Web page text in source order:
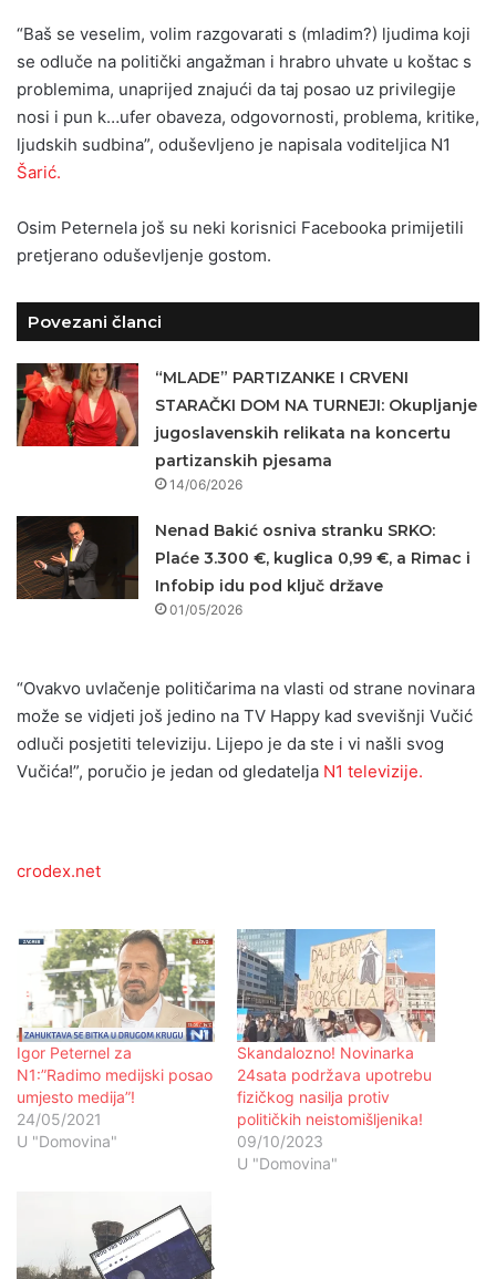
“Baš se veselim, volim razgovarati s (mladim?) ljudima koji
se odluče na politički angažman i hrabro uhvate u koštac s
problemima, unaprijed znajući da taj posao uz privilegije
nosi i pun k…ufer obaveza, odgovornosti, problema, kritike,
ljudskih sudbina”, oduševljeno je napisala voditeljica N1
Šarić.
Osim Peternela još su neki korisnici Facebooka primijetili
pretjerano oduševljenje gostom.
Povezani članci
“MLADE” PARTIZANKE I CRVENI
STARAČKI DOM NA TURNEJI: Okupljanje
jugoslavenskih relikata na koncertu
partizanskih pjesama
14/06/2026
Nenad Bakić osniva stranku SRKO:
Plaće 3.300 €, kuglica 0,99 €, a Rimac i
Infobip idu pod ključ države
01/05/2026
“Ovakvo uvlačenje političarima na vlasti od strane novinara
može se vidjeti još jedino na TV Happy kad svevišnji Vučić
odluči posjetiti televiziju. Lijepo je da ste i vi našli svog
Vučića!”, poručio je jedan od gledatelja N1 televizije.
crodex.net
Igor Peternel za
N1:”Radimo medijski posao
umjesto medija”!
24/05/2021
U "Domovina"
Skandalozno! Novinarka
24sata podržava upotrebu
fizičkog nasilja protiv
političkih neistomišljenika!
09/10/2023
U "Domovina"